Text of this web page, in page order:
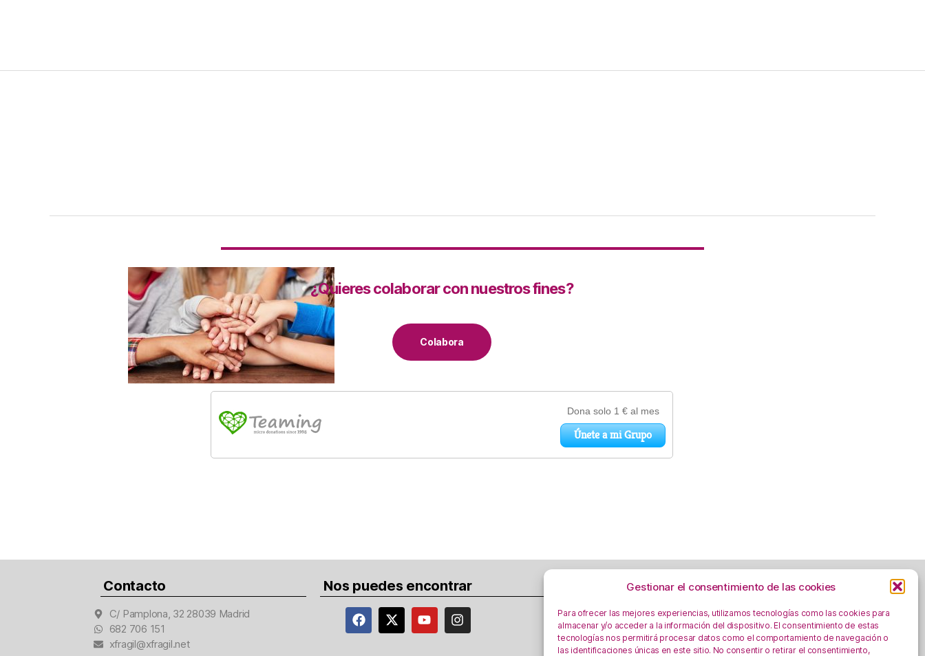
Gestionar el consentimiento de las cookies
Para ofrecer las mejores experiencias, utilizamos tecnologías como las cookies para
almacenar y/o acceder a la información del dispositivo. El consentimiento de estas
tecnologías nos permitirá procesar datos como el comportamiento de navegación o
las identificaciones únicas en este sitio. No consentir o retirar el consentimiento,
¿Quieres colaborar con nuestros fines?
Colabora
Contacto
C/ Pamplona, 32 28039 Madrid
682 706 151
xfragil@xfragil.net
Nos puedes encontrar
Aviso Legal
Política de privacidad